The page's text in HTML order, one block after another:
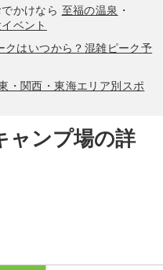
かけなら 至福の温泉 ・
ベント
はいつから？混雑ピーク予
・関西・東海エリア別スポ
ャンプ場の詳